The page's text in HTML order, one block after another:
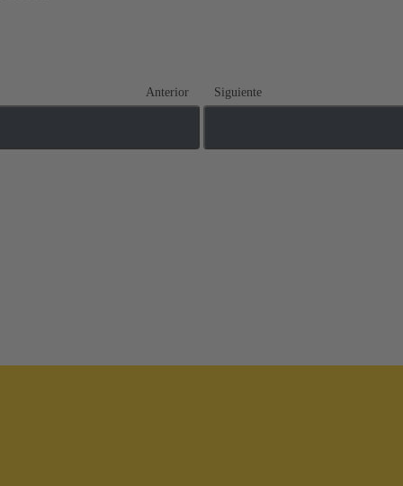
Anterior Siguiente